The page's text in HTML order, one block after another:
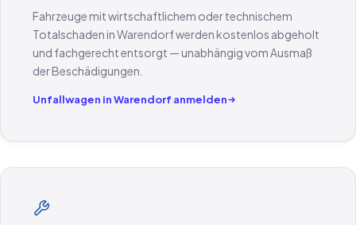
Fahrzeuge mit wirtschaftlichem oder technischem
Totalschaden in Warendorf werden kostenlos abgeholt
und fachgerecht entsorgt — unabhängig vom Ausmaß
der Beschädigungen.
Unfallwagen in Warendorf anmelden